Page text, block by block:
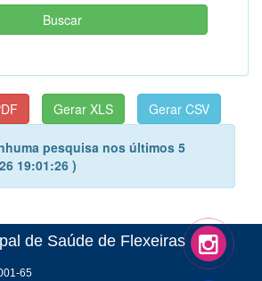
pesquisa nos últimos 5
19:01:26 )
de Saúde de Flexeiras
65